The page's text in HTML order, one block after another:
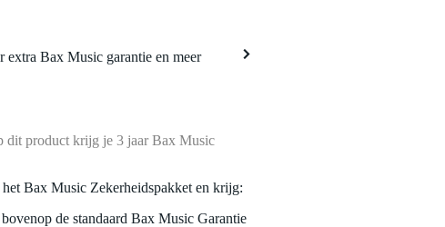
extra Bax Music garantie en meer
dit product krijg je 3 jaar Bax Music
Bax Music Zekerheidspakket en krijg:
de standaard Bax Music Garantie